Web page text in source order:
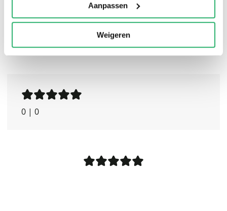
Aanpassen
Weigeren
0 | 0